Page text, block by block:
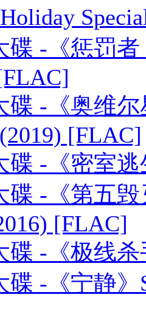
碟 -《惩罚者
碟 -《奥维
[FLAC]
碟 -《密室逃
碟 -《第五
[FLAC]
碟 -《极线
碟 -《宁静